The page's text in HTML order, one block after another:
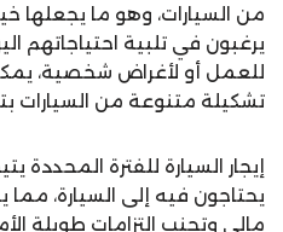
من السيارات، وهو ما يجعلها
يرغبون في تلبية احتياجاتهم
للعمل أو لأغراض شخصية،
تشكيلة متنوعة من السيارات
إيجار السيارة للفترة المحددة
يحتاجون فيه إلى السيارة،
مالي وتجنب التزامات طويلة